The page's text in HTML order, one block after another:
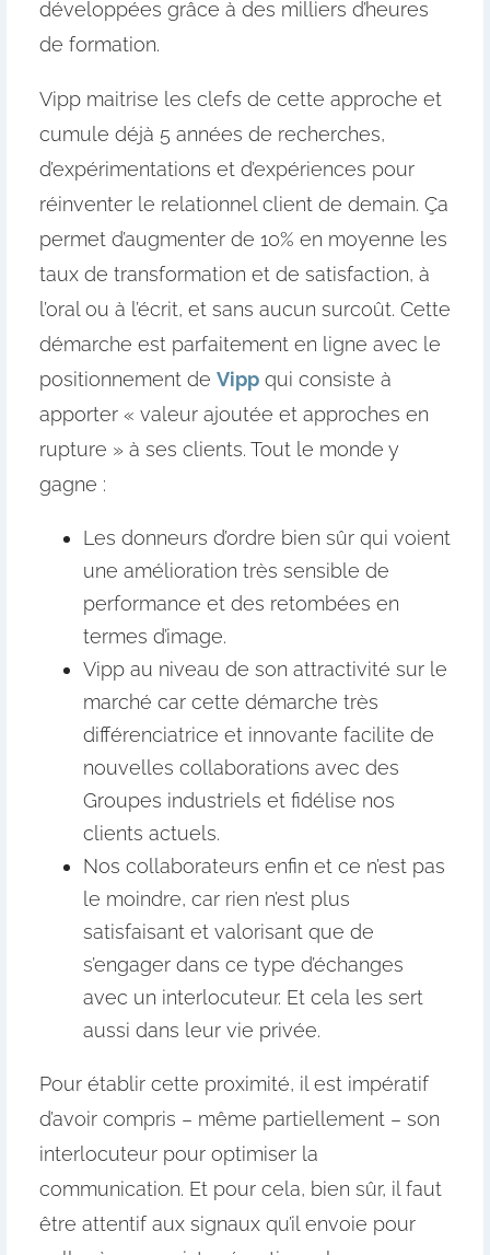
développées grâce à des milliers d’heures
de formation.
Vipp maitrise les clefs de cette approche et
cumule déjà 5 années de recherches,
d’expérimentations et d’expériences pour
réinventer le relationnel client de demain. Ça
permet d’augmenter de 10% en moyenne les
taux de transformation et de satisfaction, à
l’oral ou à l’écrit, et sans aucun surcoût. Cette
démarche est parfaitement en ligne avec le
positionnement de Vipp qui consiste à
apporter « valeur ajoutée et approches en
rupture » à ses clients. Tout le monde y
gagne :
Les donneurs d’ordre bien sûr qui voient
une amélioration très sensible de
performance et des retombées en
termes d’image.
Vipp au niveau de son attractivité sur le
marché car cette démarche très
différenciatrice et innovante facilite de
nouvelles collaborations avec des
Groupes industriels et fidélise nos
clients actuels.
Nos collaborateurs enfin et ce n’est pas
le moindre, car rien n’est plus
satisfaisant et valorisant que de
s’engager dans ce type d’échanges
avec un interlocuteur. Et cela les sert
aussi dans leur vie privée.
Pour établir cette proximité, il est impératif
d’avoir compris – même partiellement – son
interlocuteur pour optimiser la
communication. Et pour cela, bien sûr, il faut
être attentif aux signaux qu’il envoie pour